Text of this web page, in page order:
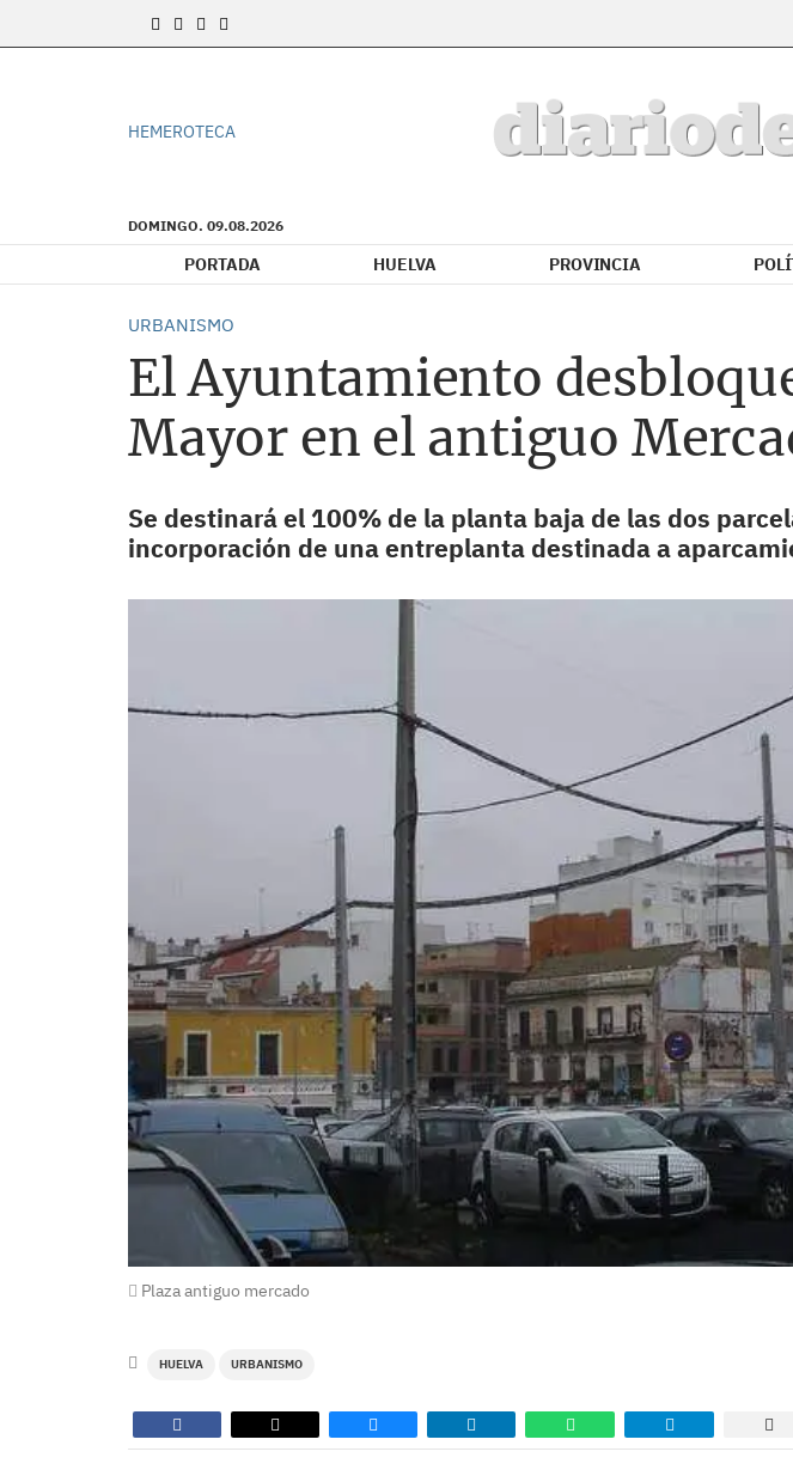
HEMEROTECA
DOMINGO. 09.08.2026
PORTADA HUELVA PROVINCIA
URBANISMO
El Ayuntamiento
Mayor en el antiguo
Se destinará el 100% de la planta baja de las dos
incorporación de una entreplanta destinada a
Plaza antiguo mercado
HUELVA URBANISMO